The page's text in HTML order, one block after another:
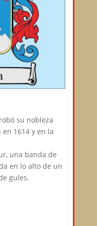
su nobleza
1614 y en la
una banda de
en lo alto de un
gules.⠀